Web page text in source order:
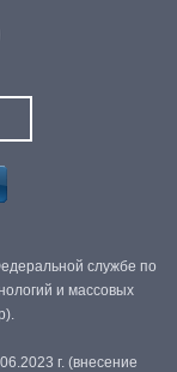
службе по
и массовых
г. (внесение